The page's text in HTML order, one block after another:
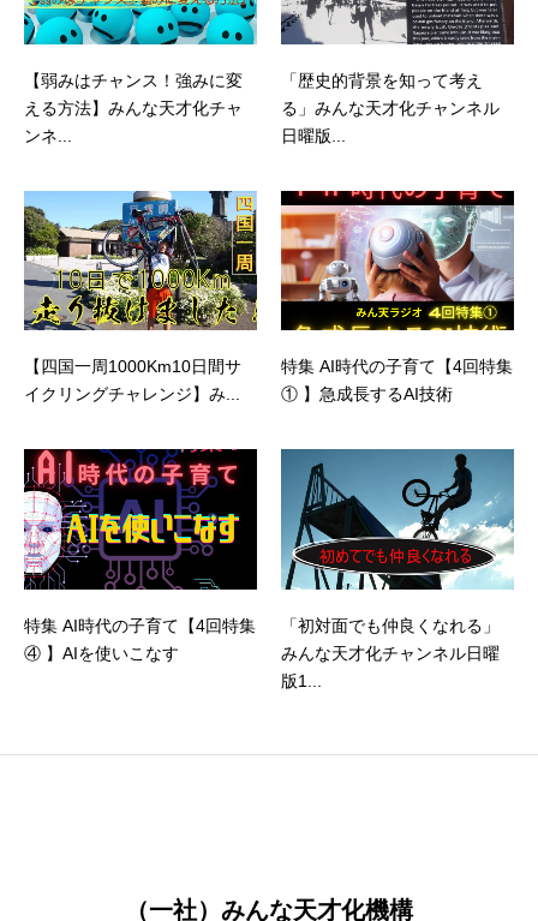
【弱みはチャンス！強みに変
える方法】みんな天才化チャ
ンネ...
「歴史的背景を知って考え
る」みんな天才化チャンネル
日曜版...
【四国一周1000Km10日間サ
イクリングチャレンジ】み...
特集 AI時代の子育て【4回特集
① 】急成長するAI技術
特集 AI時代の子育て【4回特集
④ 】AIを使いこなす
「初対面でも仲良くなれる」
みんな天才化チャンネル日曜
版1...
（一社）みんな天才化機構